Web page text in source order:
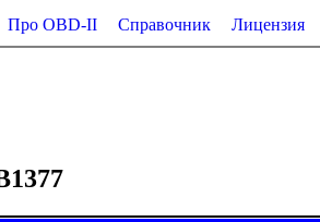
Про OBD-II Справочник Лицензия